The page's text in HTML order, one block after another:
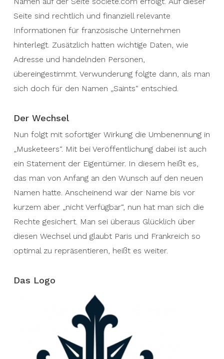
Seite sind rechtlich und finanziell relevante
Informationen für französische Unternehmen
hinterlegt. Zusätzlich hatten wichtige Daten, wie
Adresse und handelnden Personen,
übereingestimmt. Verwunderung folgte dann, als man
sich doch für den Namen „Saints“ entschied.
Der Wechsel
Nun folgt mit sofortiger Wirkung die Umbenennung in
„Musketeers“. Mit bei Veröffentlichung dabei ist auch
ein Statement der Eigentümer. In diesem heißt es,
das man von Anfang an den Wunsch auf den neuen
Namen hatte. Anscheinend war der Name bis vor
kurzem aber „nicht Verfügbar“, nun hat man sich die
Rechte gesichert. Man sei überaus Glücklich über
diesen Wechsel und glaubt Paris und Frankreich so
optimal zu repräsentieren, heißt es weiter.
Das Logo